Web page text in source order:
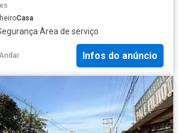
Casa
·Área de serviço
Infos do anúncio